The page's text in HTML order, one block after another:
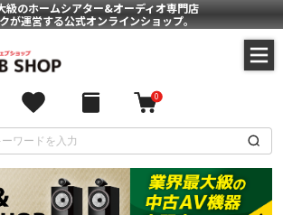
級のホームシアター&オーディオ専門店
が運営する公式オンラインショップ。
0